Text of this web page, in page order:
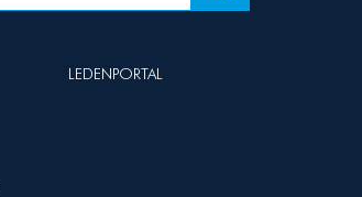
LEDENPORTAL